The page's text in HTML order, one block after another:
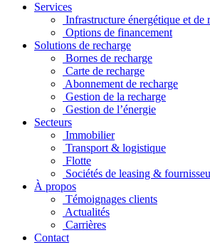
Services
Infrastructure énergétique et de
Options de financement
Solutions de recharge
Bornes de recharge
Carte de recharge
Abonnement de recharge
Gestion de la recharge
Gestion de l’énergie
Secteurs
Immobilier
Transport & logistique
Flotte
Sociétés de leasing &
À propos
Témoignages clients
Actualités
Carrières
Contact